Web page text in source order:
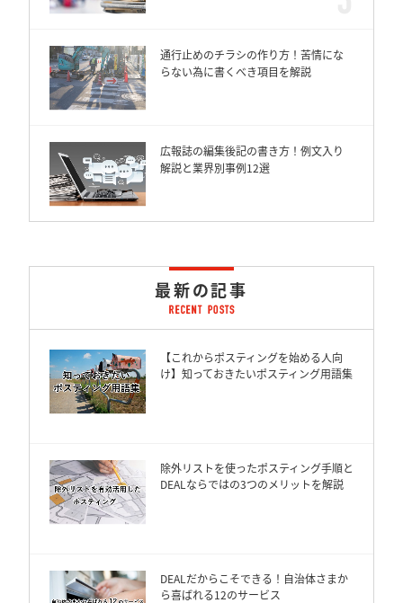
通行止めのチラシの作り方！苦情にな
らない為に書くべき項目を解説
広報誌の編集後記の書き方！例文入り
解説と業界別事例12選
最新の記事
【これからポスティングを始める人向
け】知っておきたいポスティング用語集
除外リストを使ったポスティング手順と
DEALならではの3つのメリットを解説
DEALだからこそできる！自治体さまか
ら喜ばれる12のサービス